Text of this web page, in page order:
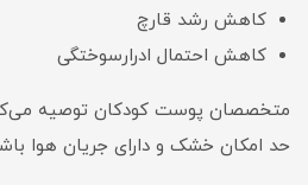
کاهش رشد قارچ
کاهش احتمال ادرارسوختگی
متخصصان پوست کودکان توصیه
حد امکان خشک و دارای جریان هوا